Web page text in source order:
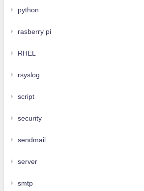
python
rasberry pi
RHEL
rsyslog
script
security
sendmail
server
smtp